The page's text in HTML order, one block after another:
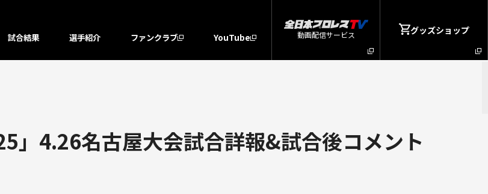
試合結果 選手紹介 ファンクラブ YouTube 動画配信サービス グッズショップ
」4.26名古屋大会試合詳報&試合後コメント